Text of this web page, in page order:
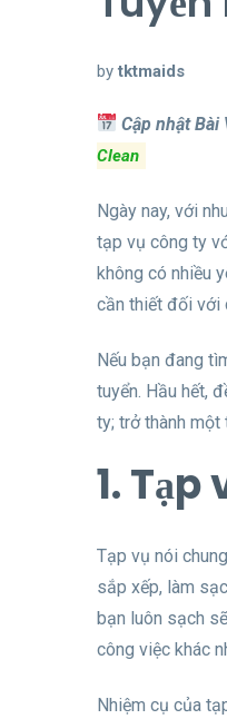
by tktmaids
Cập nhật Bài
Clean
Ngày nay, với
tạp vụ công ty
không có nhiều
cần thiết đối với
Nếu bạn đang
tuyển. Hầu hết,
ty; trở thành một
1.
Tạp vụ nói
sắp xếp, làm
bạn luôn sạch
công việc khác
Nhiệm cụ của